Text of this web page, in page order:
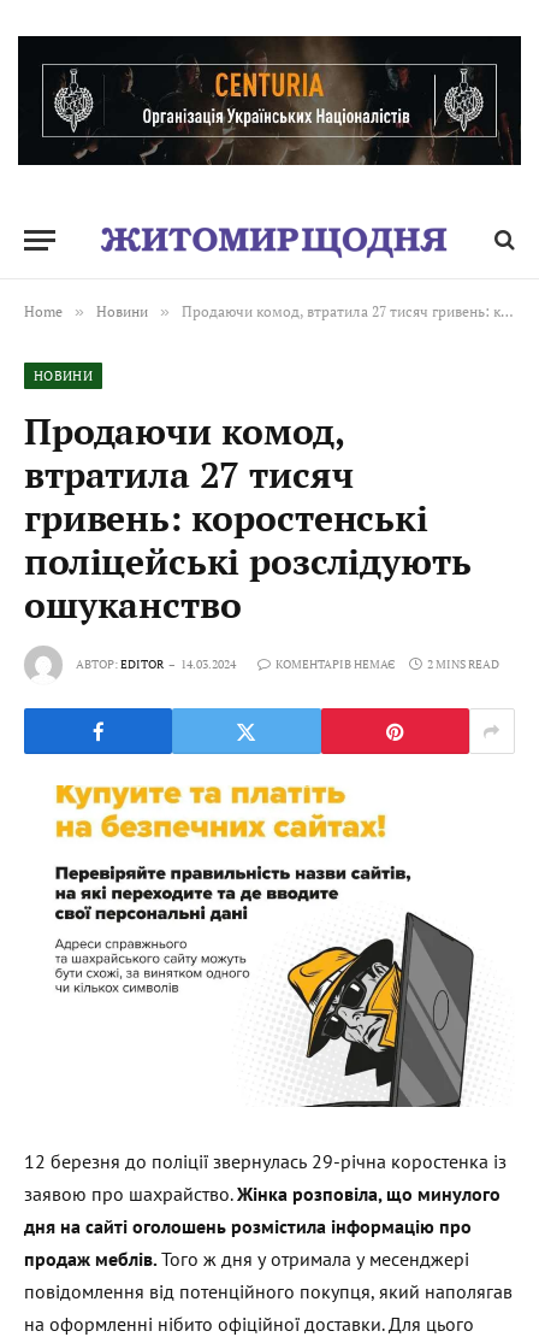
Home » Новини » Продаючи комод, втратила 27 тисяч гривень: коростенські поліцейські розслідують ошуканство
НОВИНИ
Продаючи комод,
втратила 27 тисяч
гривень: коростенські
поліцейські розслідують
ошуканство
АВТОР:EDITOR 14.03.2024 КОМЕНТАРІВ НЕМАЄ 2 MINS READ
12 березня до поліції звернулась 29-річна коростенка із
заявою про шахрайство.Жінка розповіла, що минулого
дня на сайті оголошень розмістила інформацію про
продаж меблів.Того ж дня у отримала у месенджері
повідомлення від потенційного покупця, який наполягав
на оформленні нібито офіційної доставки. Для цього